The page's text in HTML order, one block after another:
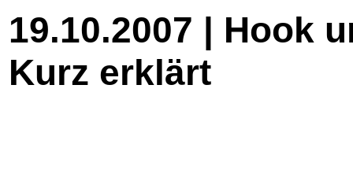
19.10.2007 | Hook
Kurz erklärt